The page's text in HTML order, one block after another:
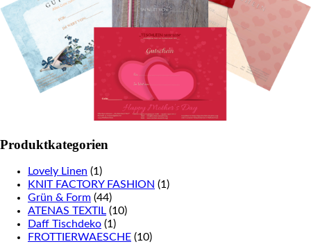
Produktkategorien
Lovely Linen (1)
KNIT FACTORY FASHION (1)
Grün & Form (44)
ATENAS TEXTIL (10)
Daff Tischdeko (1)
FROTTIERWAESCHE (10)